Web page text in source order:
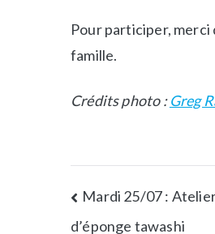
e
i
a
o
Pour participer,
famille.
Crédits photo :Greg
Mardi 25/07 :
d’éponge tawashi